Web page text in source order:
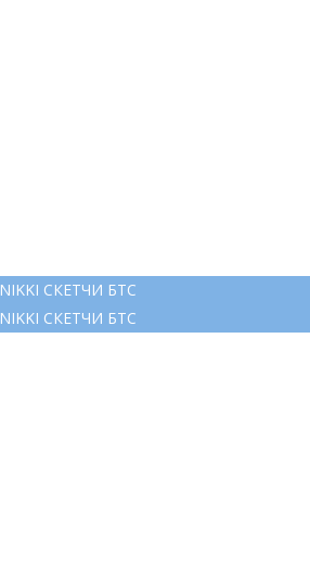
NIKKI СКЕТЧИ БТС
NIKKI СКЕТЧИ БТС